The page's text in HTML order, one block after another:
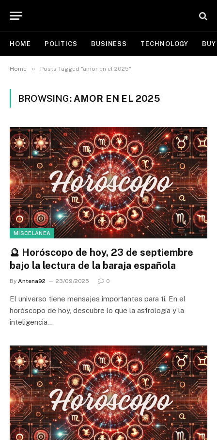
HOME POLITICS BUSINESS TECHNOLOGY
Home » Posts Tagged "amor en el 2025"
BROWSING: AMOR EN EL 2025
MISCELANEA
🔮 Horóscopo de hoy, 23 de septiembre
bajo la lectura de la baraja española
By Antena92 23/09/2025 0
El universo tiene mensajes importantes para ti. En el
horóscopo de hoy, descubre lo que la astrología y la
inteligencia…